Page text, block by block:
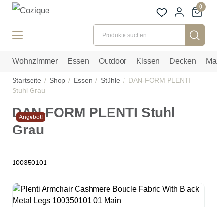
0
Suchen nach:
Wohnzimmer Essen Outdoor Kissen Decken
Startseite Shop Essen Stühle
DAN-FORM PLENTI
Stuhl Grau
DAN-FORM PLENTI Stuhl
Grau
100350101
Angebot!